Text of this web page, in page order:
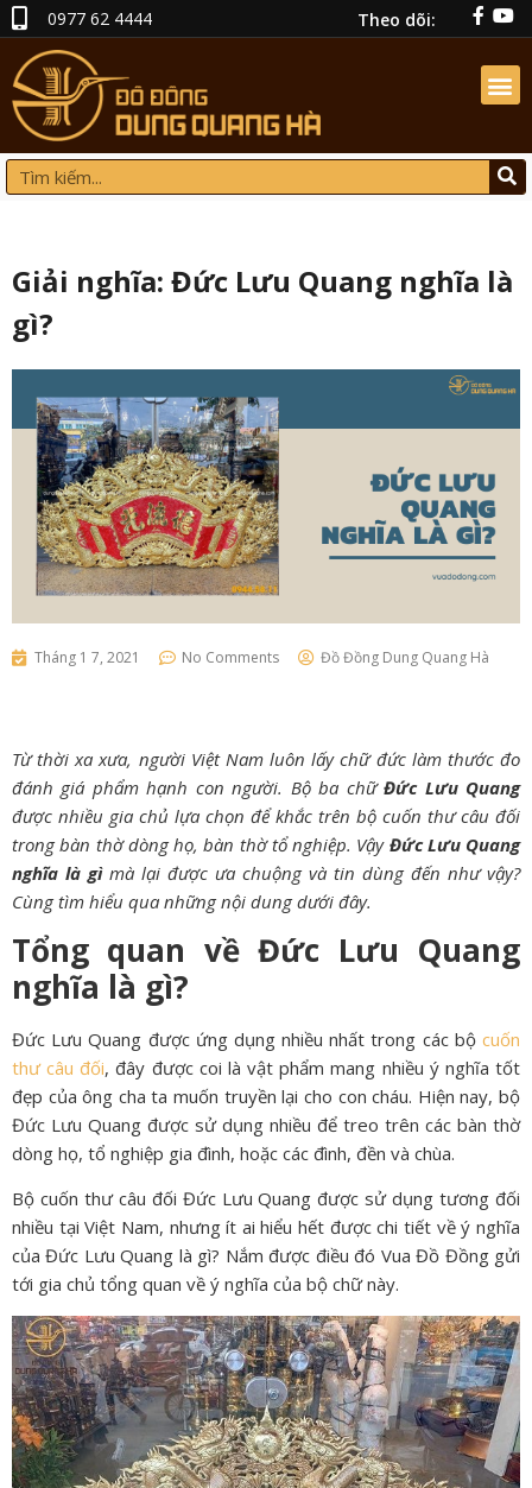
0977 62 4444 Theo dõi:
Giải nghĩa: Đức Lưu Quang nghĩa là
gì?
Tháng 1 7, 2021 No Comments Đồ Đồng Dung Quang Hà
Từ thời xa xưa, người Việt Nam luôn lấy chữ đức làm thước đo
đánh giá phẩm hạnh con người. Bộ ba chữĐức Lưu Quang
được nhiều gia chủ lựa chọn để khắc trên bộ cuốn thư câu đối
trong bàn thờ dòng họ, bàn thờ tổ nghiệp. Vậy Đức Lưu Quang
nghĩa là gìmà lại được ưa chuộng và tin dùng đến như vậy?
Cùng tìm hiểu qua những nội dung dưới đây.
Tổng quan về Đức Lưu Quang
nghĩa là gì?
Đức Lưu Quang được ứng dụng nhiều nhất trong các bộ cuốn
thư câu đối, đây được coi là vật phẩm mang nhiều ý nghĩa tốt
đẹp của ông cha ta muốn truyền lại cho con cháu. Hiện nay, bộ
Đức Lưu Quang được sử dụng nhiều để treo trên các bàn thờ
dòng họ, tổ nghiệp gia đình, hoặc các đình, đền và chùa.
Bộ cuốn thư câu đối Đức Lưu Quang được sử dụng tương đối
nhiều tại Việt Nam, nhưng ít ai hiểu hết được chi tiết về ý nghĩa
của Đức Lưu Quang là gì? Nắm được điều đó Vua Đồ Đồng gửi
tới gia chủ tổng quan về ý nghĩa của bộ chữ này.